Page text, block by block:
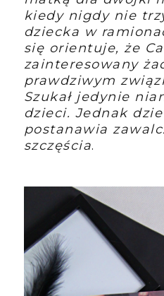
kiedy nigdy nie
dziecka w
się orientuje, że
zainteresowany
prawdziwym
Szukał jedynie
dzieci. Jednak
postanawia
szczęścia.